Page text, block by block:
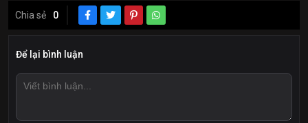
Chia sẻ 0
Để lại bình luận